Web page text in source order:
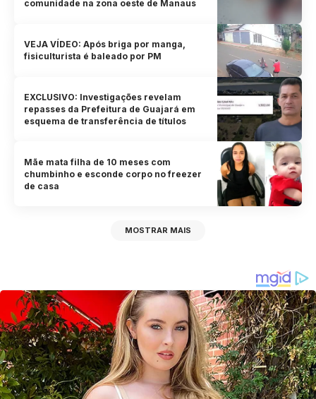
comunidade na zona oeste de Manaus
VEJA VÍDEO: Após briga por manga,
fisiculturista é baleado por PM
EXCLUSIVO: Investigações revelam
repasses da Prefeitura de Guajará em
esquema de transferência de títulos
Mãe mata filha de 10 meses com
chumbinho e esconde corpo no freezer
de casa
MOSTRAR MAIS